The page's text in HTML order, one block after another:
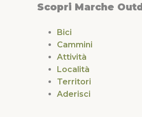
Scopri Marche
Bici
Cammini
Attività
Località
Territori
Aderisci